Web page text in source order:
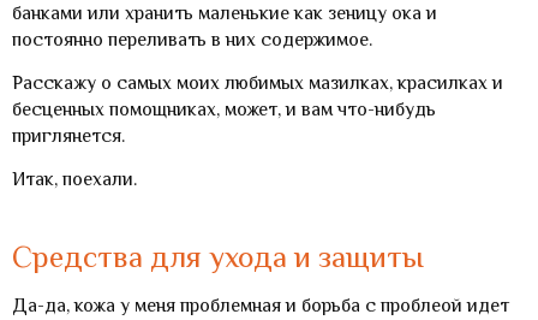
банками или хранить маленькие как зеницу ока и
постоянно переливать в них содержимое.
Расскажу о самых моих любимых мазилках, красилках и
бесценных помощниках, может, и вам что-нибудь
приглянется.
Итак, поехали.
Средства для ухода и защиты
Да-да, кожа у меня проблемная и борьба с проблеой идет